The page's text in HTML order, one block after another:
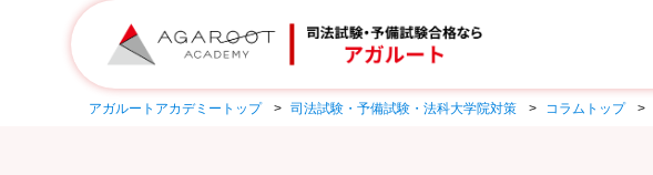
アガルートアカデミートップ 司法試験・予備試験・法科大学院対策 コラムトップ